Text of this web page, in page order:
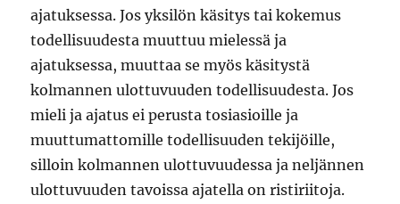
ajatuksessa. Jos yksilön käsitys tai kokemus
todellisuudesta muuttuu mielessä ja
ajatuksessa, muuttaa se myös käsitystä
kolmannen ulottuvuuden todellisuudesta. Jos
mieli ja ajatus ei perusta tosiasioille ja
muuttumattomille todellisuuden tekijöille,
silloin kolmannen ulottuvuudessa ja neljännen
ulottuvuuden tavoissa ajatella on ristiriitoja.